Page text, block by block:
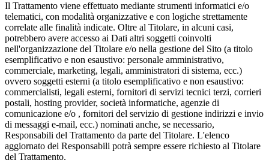
Il Trattamento viene effettuato mediante strumenti informatici e/o
telematici, con modalità organizzative e con logiche strettamente
correlate alle finalità indicate. Oltre al Titolare, in alcuni casi,
potrebbero avere accesso ai Dati altri soggetti coinvolti
nell'organizzazione del Titolare e/o nella gestione del Sito (a titolo
esemplificativo e non esaustivo: personale amministrativo,
commerciale, marketing, legali, amministratori di sistema, ecc.)
ovvero soggetti esterni (a titolo esemplificativo e non esaustivo:
commercialisti, legali esterni, fornitori di servizi tecnici terzi, corrieri
postali, hosting provider, società informatiche, agenzie di
comunicazione e/o , fornitori del servizio di gestione indirizzi e invio
di messaggi e-mail, ecc.) nominati anche, se necessario,
Responsabili del Trattamento da parte del Titolare. L'elenco
aggiornato dei Responsabili potrà sempre essere richiesto al Titolare
del Trattamento.